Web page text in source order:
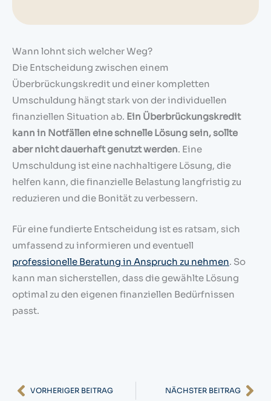
Wann lohnt sich welcher Weg?
Die Entscheidung zwischen einem
Überbrückungskredit und einer kompletten
Umschuldung hängt stark von der individuellen
finanziellen Situation ab. Ein Überbrückungskredit
kann in Notfällen eine schnelle Lösung sein, sollte
aber nicht dauerhaft genutzt werden. Eine
Umschuldung ist eine nachhaltigere Lösung, die
helfen kann, die finanzielle Belastung langfristig zu
reduzieren und die Bonität zu verbessern.
Für eine fundierte Entscheidung ist es ratsam, sich
umfassend zu informieren und eventuell
professionelle Beratung in Anspruch zu nehmen. So
kann man sicherstellen, dass die gewählte Lösung
optimal zu den eigenen finanziellen Bedürfnissen
passt.
Zurück
VORHERIGER BEITRAG NÄCHSTER BEITRAG